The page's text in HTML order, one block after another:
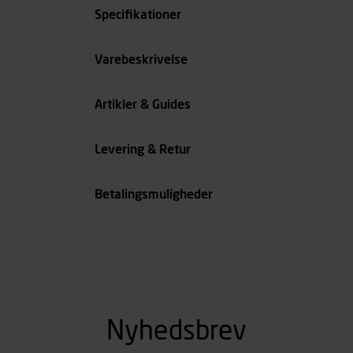
Specifikationer
Størrelse
Varebeskrivelse
Artikler & Guides
Levering & Retur
Betalingsmuligheder
Nyhedsbrev